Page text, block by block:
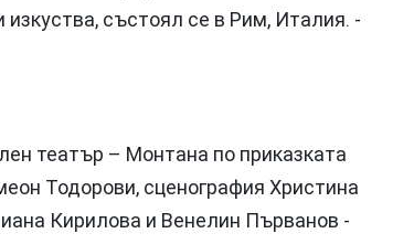
състоял се в Рим, Италия. -
театър – Монтана по приказката
Тодорови, сценография Христина
Кирилова и Венелин Първанов -